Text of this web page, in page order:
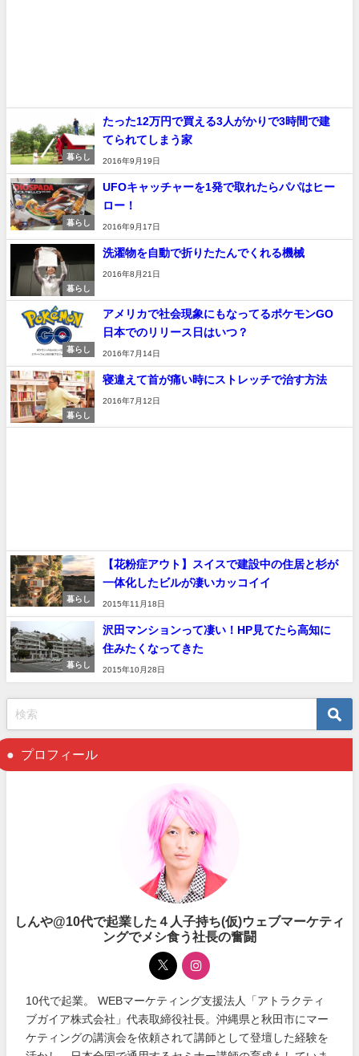
暮らし
たった12万円で買える3人がかりで3時間で建
てられてしまう家
2016年9月19日
暮らし
UFOキャッチャーを1発で取れたらパパはヒー
ロー！
2016年9月17日
暮らし
洗濯物を自動で折りたたんでくれる機械
2016年8月21日
暮らし
アメリカで社会現象にもなってるポケモンGO
日本でのリリース日はいつ？
2016年7月14日
暮らし
寝違えて首が痛い時にストレッチで治す方法
2016年7月12日
暮らし
【花粉症アウト】スイスで建設中の住居と杉が
一体化したビルが凄いカッコイイ
2015年11月18日
暮らし
沢田マンションって凄い！HP見てたら高知に
住みたくなってきた
2015年10月28日
プロフィール
しんや@10代で起業した４人子持ち(仮)ウェブマーケティ
ングでメシ食う社長の奮闘
10代で起業。 WEBマーケティング支援法人「アトラクティ
ブガイア株式会社」代表取締役社長。沖縄県と秋田市にマー
ケティングの講演会を依頼されて講師として登壇した経験を